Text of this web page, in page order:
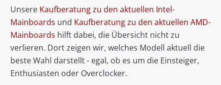
Unsere Kaufberatung zu den aktuellen Intel-
Mainboards und Kaufberatung zu den aktuellen AMD-
Mainboards hilft dabei, die Übersicht nicht zu
verlieren. Dort zeigen wir, welches Modell aktuell die
beste Wahl darstellt - egal, ob es um die Einsteiger,
Enthusiasten oder Overclocker.